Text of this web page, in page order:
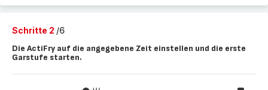
Schritte 2 /6
Die ActiFry auf die angegebene Zeit einstellen und die erste
Garstufe starten.